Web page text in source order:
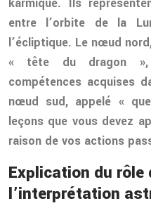
entre l’orbite de la
l’écliptique. Le nœud
« tête du dragon
compétences acquises
nœud sud, appelé «
leçons que vous devez
raison de vos actions
Explication du rôle
l’interprétation